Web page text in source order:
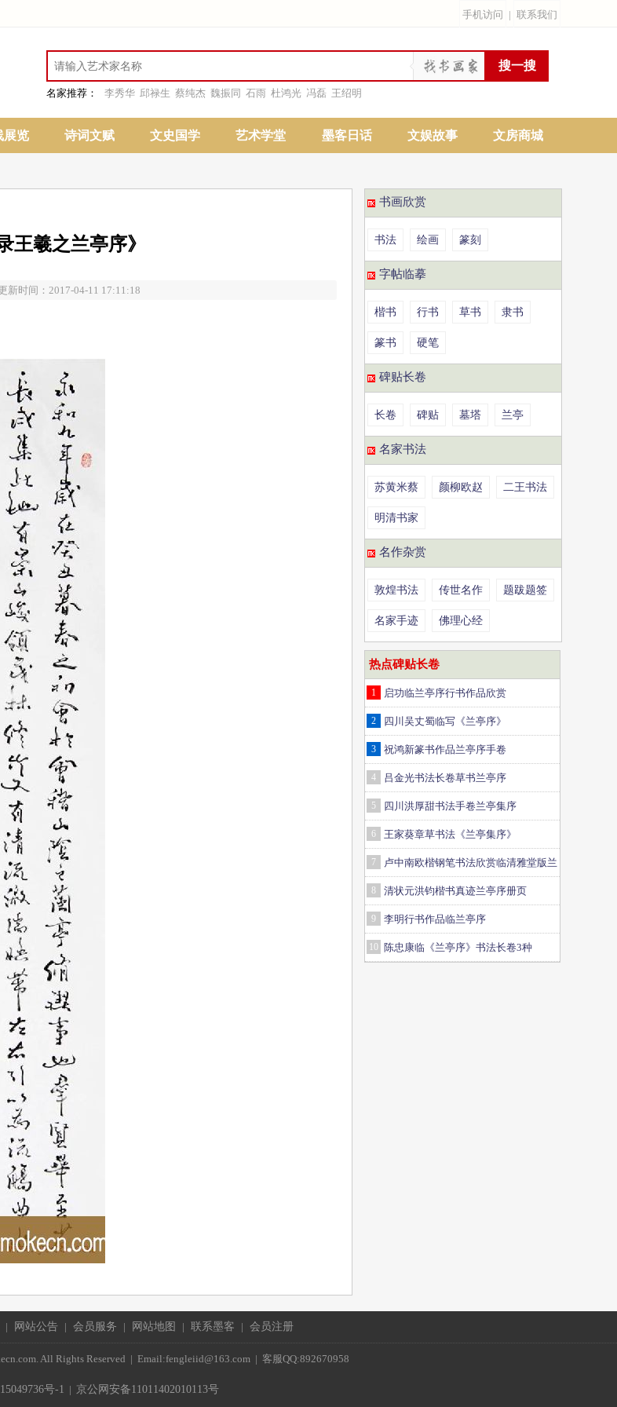
手机访问 | 联系我们
名家推荐： 李秀华 邱禄生 蔡纯杰 魏振同 石雨 杜鸿光 冯磊 王绍明
展览 诗词文赋 文史国学 艺术学堂 墨客日话 文娱故事 文房商城
王羲之兰亭序》
时间：2017-04-11 17:11:18
书画欣赏
书法 绘画 篆刻
字帖临摹
楷书 行书 草书 隶书
篆书 硬笔
碑贴长卷
长卷 碑贴 墓塔 兰亭
名家书法
苏黄米蔡 颜柳欧赵 二王书法
明清书家
名作杂赏
敦煌书法 传世名作 题跋题签
名家手迹 佛理心经
热点碑贴长卷
1 启功临兰亭序行书作品欣赏
2 四川吴丈蜀临写《兰亭序》
3 祝鸿新篆书作品兰亭序手卷
4 吕金光书法长卷草书兰亭序
5 四川洪厚甜书法手卷兰亭集序
6 王家葵章草书法《兰亭集序》
7 卢中南欧楷钢笔书法欣赏临清雅堂版兰
亭序
8 清状元洪钧楷书真迹兰亭序册页
9 李明行书作品临兰亭序
10 陈忠康临《兰亭序》书法长卷3种
| 网站公告 | 会员服务 | 网站地图 | 联系墨客 | 会员注册
All Rights Reserved | Email:fengleiid@163.com | 客服QQ:892670958
号-1 | 京公网安备11011402010113号